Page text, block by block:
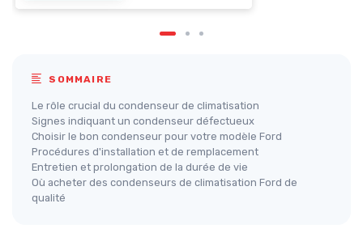
SOMMAIRE
Le rôle crucial du condenseur de climatisation
Signes indiquant un condenseur défectueux
Choisir le bon condenseur pour votre modèle Ford
Procédures d'installation et de remplacement
Entretien et prolongation de la durée de vie
Où acheter des condenseurs de climatisation Ford de
qualité